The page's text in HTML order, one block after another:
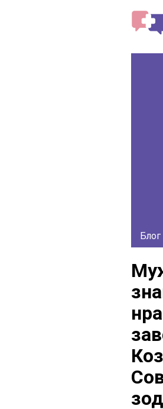
Блог